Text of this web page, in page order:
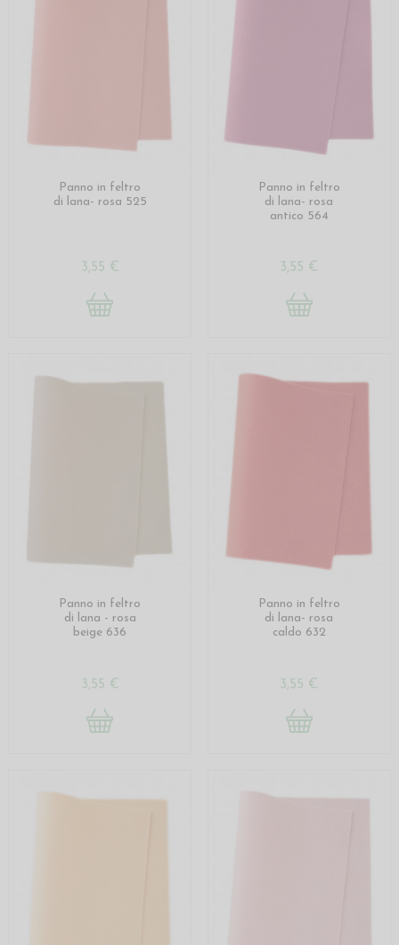
Panno in feltro
di lana- rosa 525
3,55 €
Panno in feltro
di lana- rosa
antico 564
3,55 €
Panno in feltro
di lana - rosa
beige 636
3,55 €
Panno in feltro
di lana- rosa
caldo 632
3,55 €